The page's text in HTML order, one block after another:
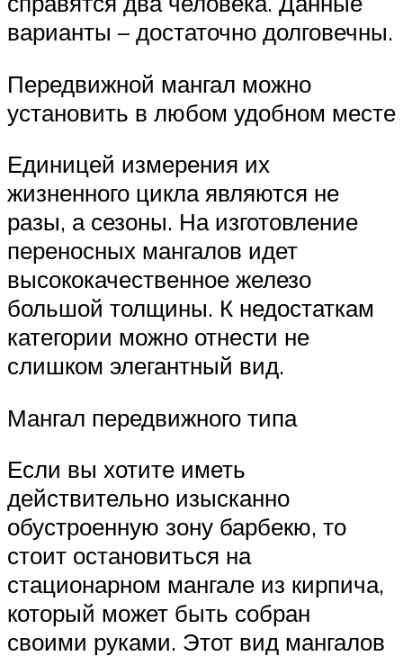
варианты – достаточно долговечны.
Передвижной мангал можно
установить в любом удобном месте
Единицей измерения их
жизненного цикла являются не
разы, а сезоны. На изготовление
переносных мангалов идет
высококачественное железо
большой толщины. К недостаткам
категории можно отнести не
слишком элегантный вид.
Мангал передвижного типа
Если вы хотите иметь
действительно изысканно
обустроенную зону барбекю, то
стоит остановиться на
стационарном мангале из кирпича,
который может быть собран
своими руками. Этот вид мангалов